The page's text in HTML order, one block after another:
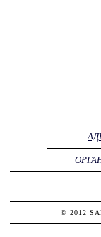
© 2012